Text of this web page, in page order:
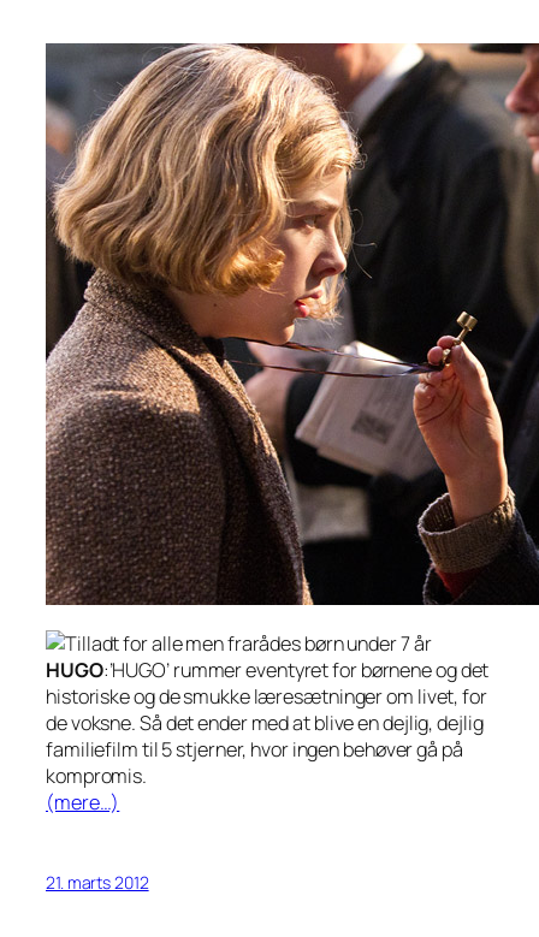
HUGO:’HUGO’ rummer eventyret for børnene og det
historiske og de smukke læresætninger om livet, for
de voksne. Så det ender med at blive en dejlig, dejlig
familiefilm til 5 stjerner, hvor ingen behøver gå på
kompromis.
(mere…)
21. marts 2012